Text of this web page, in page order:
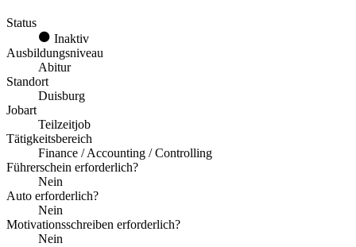
Status
Inaktiv
Ausbildungsniveau
Abitur
Standort
Duisburg
Jobart
Teilzeitjob
Tätigkeitsbereich
Finance / Accounting / Controlling
Führerschein erforderlich?
Nein
Auto erforderlich?
Nein
Motivationsschreiben erforderlich?
Nein